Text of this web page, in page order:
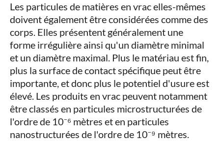
Les particules de matières en vrac elles-mêmes
doivent également être considérées comme des
corps. Elles présentent généralement une
forme irrégulière ainsi qu'un diamètre minimal
et un diamètre maximal. Plus le matériau est fin,
plus la surface de contact spécifique peut être
importante, et donc plus le potentiel d'usure est
élevé. Les produits en vrac peuvent notamment
être classés en particules microstructurées de
l'ordre de 10⁻⁶ mètres et en particules
nanostructurées de l'ordre de 10⁻⁹ mètres.